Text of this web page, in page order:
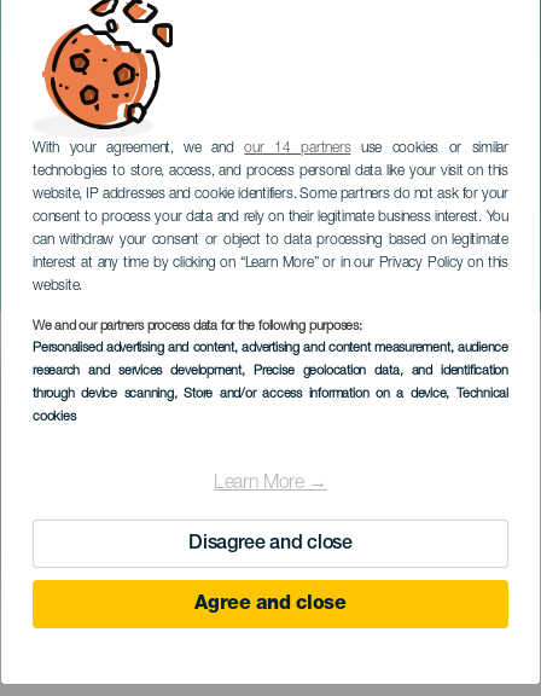
With your agreement, we andour 14 partnersuse cookies or similar
technologies to store, access, and process personal data like your visit on this
website, IP addresses and cookie identifiers. Some partners do not ask for your
consent to process your data and rely on their legitimate business interest. You
can withdraw your consent or object to data processing based on legitimate
interest at any time by clicking on “Learn More” or in our Privacy Policy on this
website.
We and our partners process data for the following purposes:
Personalised advertising and content, advertising and content measurement, audience
research and services development, Precise geolocation data, and identification
through device scanning, Store and/or access information on a device, Technical
cookies
Learn More →
Disagree and close
Agree and close
Romería en honor a San Alejo
TENERIFE
Imagen
Listado